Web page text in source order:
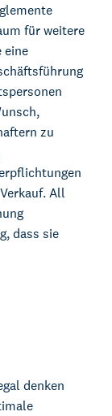
für weitere
eine
zu
All
dass sie
denken